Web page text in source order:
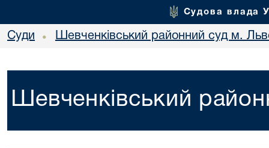
Судова влада
Суди • Шевченківський районний суд м.
Шевченківський